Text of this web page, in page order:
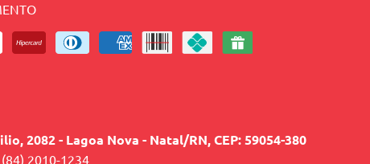
2082 - Lagoa Nova - Natal/RN, CEP: 59054-380
(84) 2010-1234